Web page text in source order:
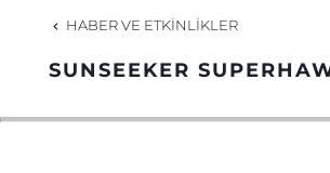
MİRAS
HABER VE ETKINLIKLER
SUNSEEKER